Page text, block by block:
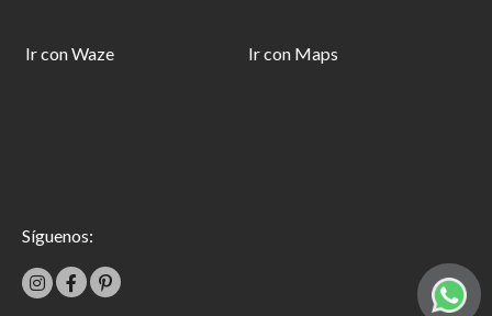
Ir con Waze Ir con Maps
Síguenos: